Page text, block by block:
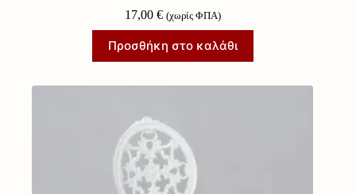
17,00 € (χωρίς ΦΠΑ)
Προσθήκη στο καλάθι